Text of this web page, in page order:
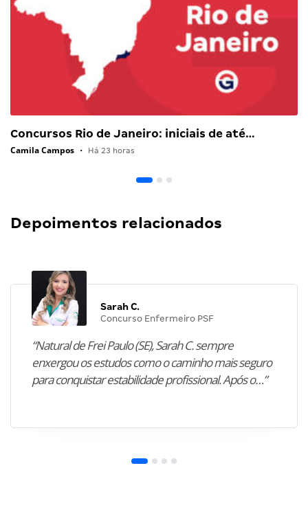
Concursos Rio de Janeiro: iniciais de até…
Camila Campos • Há 23 horas
Depoimentos relacionados
Sarah C.
Concurso Enfermeiro PSF
“Natural de Frei Paulo (SE), Sarah C. sempre
enxergou os estudos como o caminho mais seguro
para conquistar estabilidade profissional. Após o…”